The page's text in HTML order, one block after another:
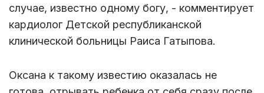
случае, известно одному богу, - комментирует
кардиолог Детской республиканской
клинической больницы Раиса Гатыпова.
Оксана к такому известию оказалась не